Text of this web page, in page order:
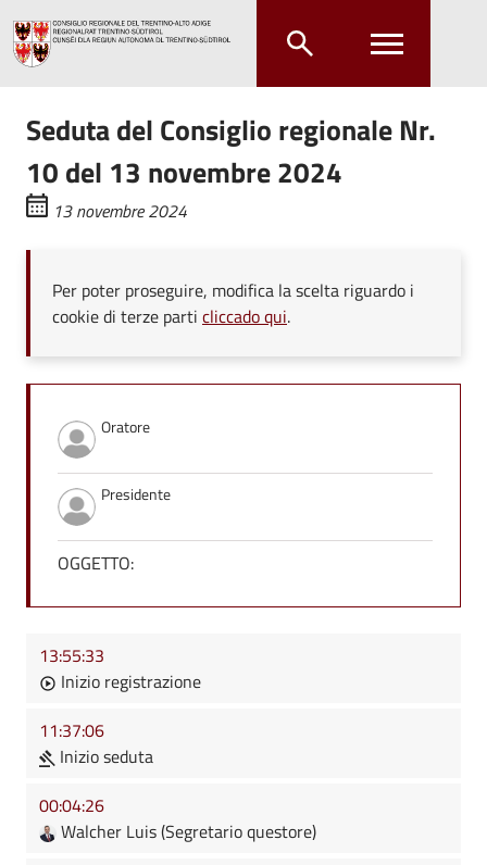
Seduta del Consiglio regionale Nr.
10 del 13 novembre 2024
13 novembre 2024
Per poter proseguire, modifica la scelta riguardo i
cookie di terze parti cliccado qui.
Oratore
Presidente
OGGETTO:
13:55:33
Inizio registrazione
11:37:06
Inizio seduta
00:04:26
Walcher Luis (Segretario questore)